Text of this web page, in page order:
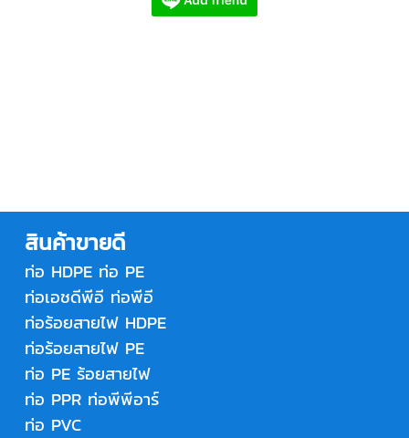
สินค้าขายดี
ท่อ HDPE ท่อ PE
ท่อเอชดีพีอี ท่อพีอี
ท่อร้อยสายไฟ HDPE
ท่อร้อยสายไฟ PE
ท่อ PE ร้อยสายไฟ
ท่อ PPR ท่อพีพีอาร์
ท่อ PVC